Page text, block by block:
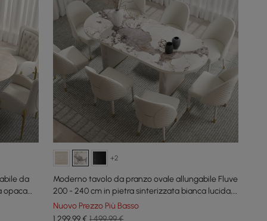
da
opaca
+2
Moderno tavolo da pranzo ovale allungabile Fluve
200 - 240 cm in pietra sinterizzata bianca lucida,
per 6 - 10 persone
Nuovo Prezzo Più Basso
1.299,99€ 1.499,99 €